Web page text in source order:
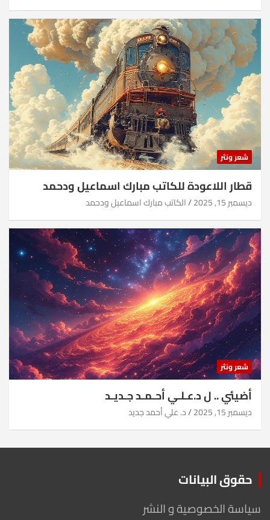
شعر ونثر
قطار اللاعودة للكاتب مبارك اسماعيل ودحمد
ديسمبر 15, 2025 الكاتب مبارك اسماعيل ودحمد
شعر ونثر
أضيئي .. ل د.عـلـي أحـمـد جـديـد
ديسمبر 15, 2025 د. علي أحمد جديد
حقوق البيانات
سياسة الخصوصية و النشر